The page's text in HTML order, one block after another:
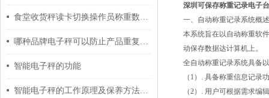
食堂收货秤读卡切换操作员称重数据如何连接上传系统
哪种品牌电子秤可以防止产品重复称重提示功能？
智能电子秤的功能
智能电子秤的工作原理及保养方法介绍
深圳可保存称重记录电子
一、自动称重记录系统概
本系统旨在以自动称重软
动保存数据达计算机上。
全自动称重记录系统具备
（1）. 具备称重信息记录
（2）. 用户可根据需求编